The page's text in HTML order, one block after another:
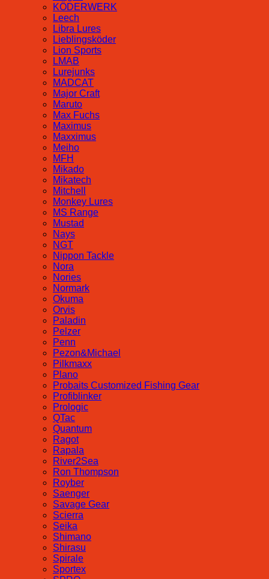
KÖDERWERK
Leech
Libra Lures
Lieblingsköder
Lion Sports
LMAB
Lurejunks
MADCAT
Major Craft
Maruto
Max Fuchs
Maximus
Maxximus
Meiho
MFH
Mikado
Mikatech
Mitchell
Monkey Lures
MS Range
Mustad
Nays
NGT
Nippon Tackle
Nora
Nories
Normark
Okuma
Orvis
Paladin
Pelzer
Penn
Pezon&Michael
Pilkmaxx
Plano
Probaits Customized Fishing Gear
Profiblinker
Prologic
QTac
Quantum
Ragot
Rapala
River2Sea
Ron Thompson
Royber
Saenger
Savage Gear
Scierra
Seika
Shimano
Shirasu
Spirale
Sportex